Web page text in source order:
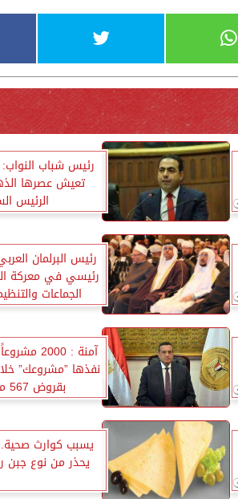
رئيس شباب النواب:
تعيش عصرها
الرئيس
رئيس البرلمان
رئيسي في معركة
الجماعات
آمنة :
نفذها ”مشروعك”
بقروض 567 مليون جنيه
يسبب كوارث
يحذر من نوع جبن